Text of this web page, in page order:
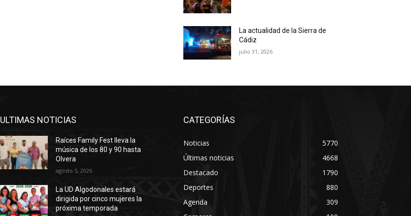
La actualidad de la Sierra de
Cádiz
julio 31, 2026
ULTIMAS NOTICIAS
Raíces Family Fest lleva la
música de los 80 y 90 hasta
Olvera
agosto 5, 2026
La UD Algodonales estará
dirigida por cinco mujeres la
próxima temporada
CATEGORÍAS
Noticias
5770
Últimas noticias
4668
Destacado
1790
Deportes
880
Agenda
309